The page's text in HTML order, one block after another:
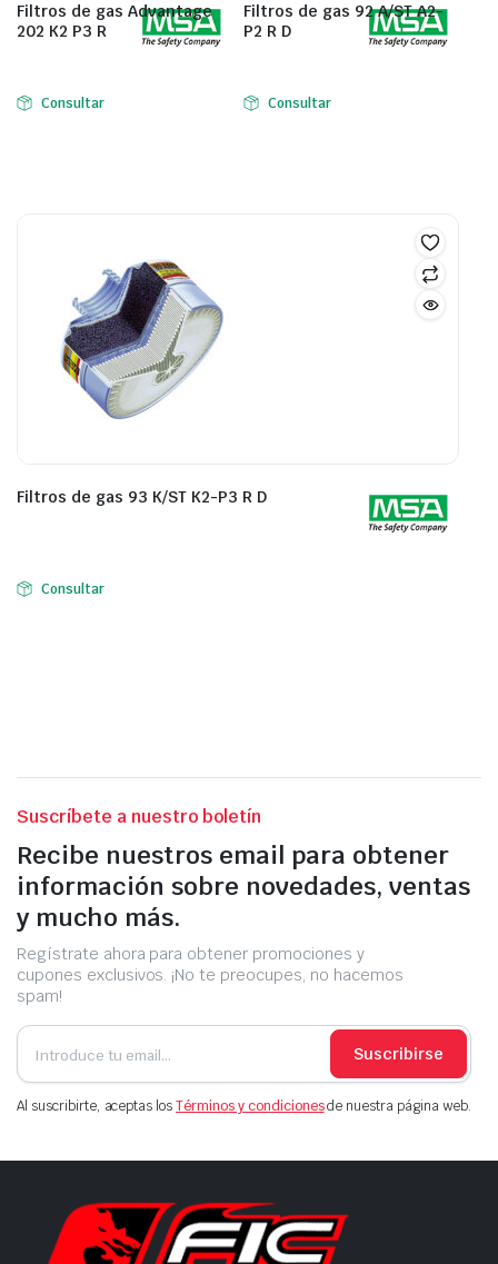
Filtros de gas Advantage
202 K2 P3 R
Consultar
Filtros de gas 92 A/ST A2-
P2 R D
Consultar
Filtros de gas 93 K/ST K2-P3 R D
Consultar
Suscríbete a nuestro boletín
Recibe nuestros email para obtener
información sobre novedades, ventas
y mucho más.
Regístrate ahora para obtener promociones y
cupones exclusivos. ¡No te preocupes, no hacemos
spam!
Suscribirse
Al suscribirte, aceptas losTérminos y condicionesde nuestra página web.